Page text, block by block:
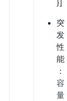
}]
突
发
性
能
：
容
量